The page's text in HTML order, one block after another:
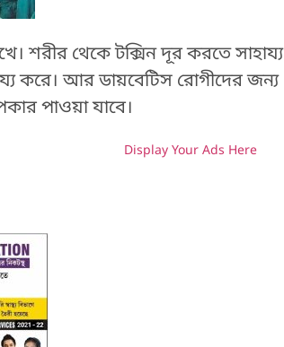
শরীর থেকে টক্সিন দূর করতে সাহায্য
করে। আর ডায়বেটিস রোগীদের জন্য
পাওয়া যাবে।
Display Your Ads Here